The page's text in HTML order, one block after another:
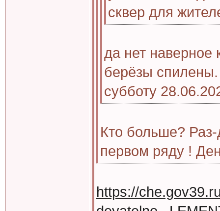
сквер для
да нет наверное
берёзы
субботу
Кто больше?
первом ряду !
https://